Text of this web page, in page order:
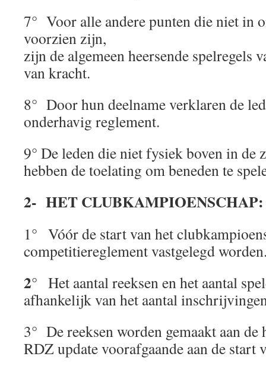
7° Voor alle andere punten die niet in
voorzien zijn,
zijn de algemeen heersende spelregels
van kracht.
8° Door hun deelname verklaren de
onderhavig reglement.
9° De leden die niet fysiek boven in de
hebben de toelating om beneden te
2- HET CLUBKAMPIOENSCHAP:
1° Vóór de start van het
competitiereglement vastgelegd
2° Het aantal reeksen en het aantal
afhankelijk van het aantal
3° De reeksen worden gemaakt aan de
RDZ update voorafgaande aan de start